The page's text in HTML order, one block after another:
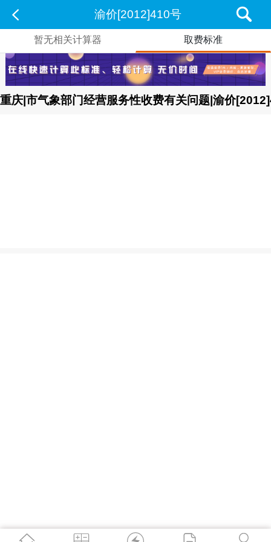
渝价[2012]410号
暂无相关计算器 取费标准
重庆|市气象部门经营服务性收费有关问题|渝价